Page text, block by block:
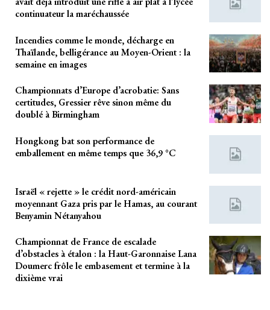
continuateur la maréchaussée
Incendies comme le monde, décharge en
Thaïlande, belligérance au Moyen-Orient : la
semaine en images
Championnats d’Europe d’acrobatie: Sans
certitudes, Gressier rêve sinon même du
doublé à Birmingham
Hongkong bat son performance de
emballement en même temps que 36,9 °C
Israël « rejette » le crédit nord-américain
moyennant Gaza pris par le Hamas, au courant
Benyamin Nétanyahou
Championnat de France de escalade
d’obstacles à étalon : la Haut-Garonnaise Lana
Doumerc frôle le embasement et termine à la
dixième vrai